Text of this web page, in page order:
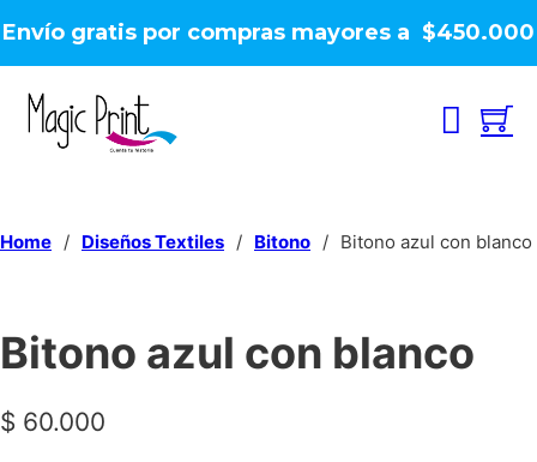
Envío gratis por compras mayores a $450.000
Home / Diseños Textiles / Bitono / Bitono azul con blanco
Bitono azul con blanco
$ 60.000